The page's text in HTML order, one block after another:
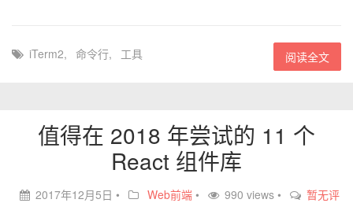
iTerm2, 命令行, 工具 阅读全文
值得在 2018 年尝试的 11 个
React 组件库
2017年12月5日 • Web前端• 990 views •
暂无评